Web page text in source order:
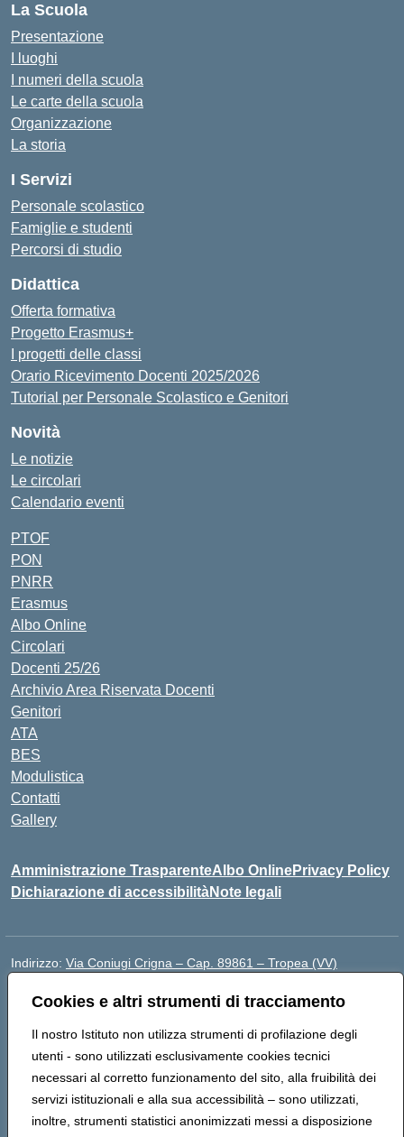
Cookies e altri strumenti di tracciamento
Il nostro Istituto non utilizza strumenti di profilazione degli
utenti - sono utilizzati esclusivamente cookies tecnici
necessari al corretto funzionamento del sito, alla fruibilità dei
servizi istituzionali e alla sua accessibilità – sono utilizzati,
inoltre, strumenti statistici anonimizzati messi a disposizione
La Scuola
Presentazione
I luoghi
I numeri della scuola
Le carte della scuola
Organizzazione
La storia
I Servizi
Personale scolastico
Famiglie e studenti
Percorsi di studio
Didattica
Offerta formativa
Progetto Erasmus+
I progetti delle classi
Orario Ricevimento Docenti 2025/2026
Tutorial per Personale Scolastico e Genitori
Novità
Le notizie
Le circolari
Calendario eventi
PTOF
PON
PNRR
Erasmus
Albo Online
Circolari
Docenti 25/26
Archivio Area Riservata Docenti
Genitori
ATA
BES
Modulistica
Contatti
Gallery
Amministrazione TrasparenteAlbo OnlinePrivacy Policy
Dichiarazione di accessibilitàNote legali
Indirizzo: Via Coniugi Crigna – Cap. 89861 – Tropea (VV)
Posta elettronica certificata (PEC):vvic82200d@pec.istruzione.it
Codice fiscale: 96012410799
Codice meccanografico: VVIC82200D
Codice Indice delle Pubbliche Amministrazioni (IPA):